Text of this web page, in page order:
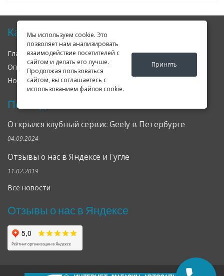
Мы используем cookie. Это
позволяет нам анализировать
взаимодействие посетителей с
сайтом и делать его лучше.
Продолжая пользоваться
сайтом, вы соглашаетесь с
использованием файлов cookie.
Принять
Карта сайта
Главная О нас
Контакты
Оплата
Доставка
Гарантия
Новости
Оферта
Последние новости
Открылся клубный сервис Geely в Петербурге
04.09.2024
Отзывы о нас в Яндексе и Гугле
11.02.2019
Все новости
Отзывы о нас в Яндексе